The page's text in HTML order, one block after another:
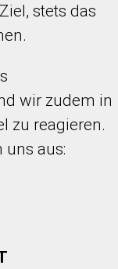
stets das
wir zudem in
zu reagieren.
uns aus: